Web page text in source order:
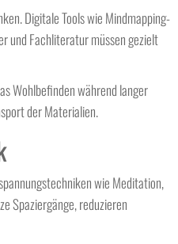
Digitale Tools wie Mindmapping-
und Fachliteratur müssen gezielt
Wohlbefinden während langer
der Materialien.
wie Meditation,
Spaziergänge, reduzieren